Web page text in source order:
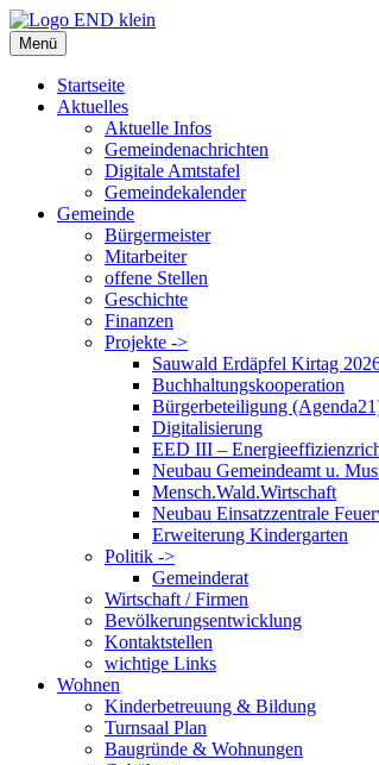
Zum
Inhalt
springen
Menü
Startseite
Aktuelles
Aktuelle Infos
Gemeindenachrichten
Digitale Amtstafel
Gemeindekalender
Gemeinde
Bürgermeister
Mitarbeiter
offene Stellen
Geschichte
Finanzen
Projekte ->
Sauwald Erdäpfel Kirtag
Buchhaltungskooperation
Bürgerbeteiligung
Digitalisierung
EED III –
Neubau Gemeindeamt u.
Mensch.Wald.Wirtschaft
Neubau Einsatzzentrale
Erweiterung Kindergarten
Politik ->
Gemeinderat
Wirtschaft / Firmen
Bevölkerungsentwicklung
Kontaktstellen
wichtige Links
Wohnen
Kinderbetreuung & Bildung
Turnsaal Plan
Baugründe & Wohnungen